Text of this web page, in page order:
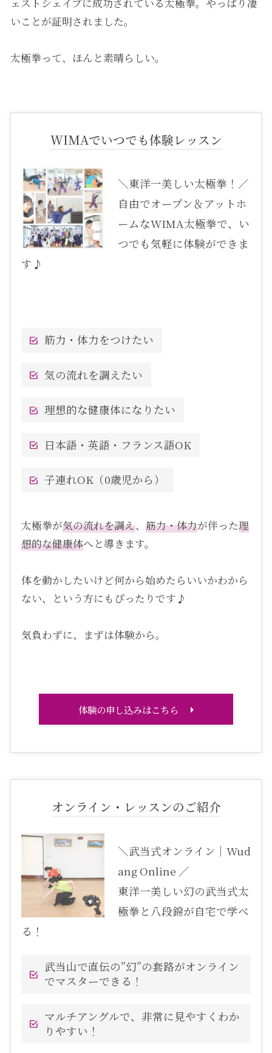
ェストシェイプに成功されている太極拳。やっぱり凄
いことが証明されました。
太極拳って、ほんと素晴らしい。
WIMAでいつでも体験レッスン
＼東洋一美しい太極拳！／
自由でオープン＆アットホ
ームなWIMA太極拳で、い
つでも気軽に体験ができま
す♪
筋力・体力をつけたい
気の流れを調えたい
理想的な健康体になりたい
日本語・英語・フランス語OK
子連れOK（0歳児から）
太極拳が気の流れを調え、 筋力・体力が伴った理
想的な健康体へと導きます。
体を動かしたいけど何から始めたらいいかわから
ない、という方にもぴったりです♪
気負わずに、まずは体験から。
体験の申し込みはこちら
オンライン・レッスンのご紹介
＼武当式オンライン｜Wud
ang Online ／
東洋一美しい幻の武当式太
極拳と八段錦が自宅で学べ
る！
武当山で直伝の”幻”の套路がオンライン
でマスターできる！
マルチアングルで、非常に見やすくわか
りやすい！